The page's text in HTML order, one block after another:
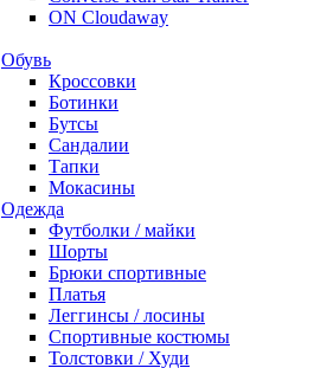
ON Cloudaway
Обувь
Кроссовки
Ботинки
Бутсы
Сандалии
Тапки
Мокасины
Одежда
Футболки / майки
Шорты
Брюки спортивные
Платья
Леггинсы / лосины
Спортивные костюмы
Толстовки / Худи